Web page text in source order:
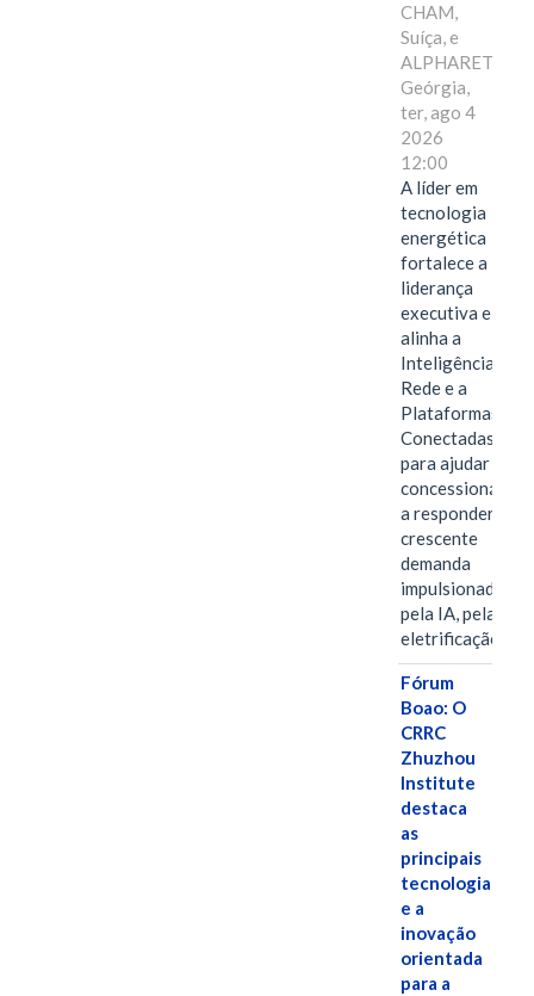
CHAM,
Suíça, e
ALPHARETTA,
Geórgia,
ter, ago 4
2026
12:00
A líder em
tecnologia
energética
fortalece a
liderança
executiva e
alinha a
Inteligência de
Rede e a
Plataformas
Conectadas
para ajudar as
concessionárias
a responder à
crescente
demanda
impulsionada
pela IA, pela
eletrificação…
Fórum
Boao: O
CRRC
Zhuzhou
Institute
destaca
as
principais
tecnologias
e a
inovação
orientada
para a